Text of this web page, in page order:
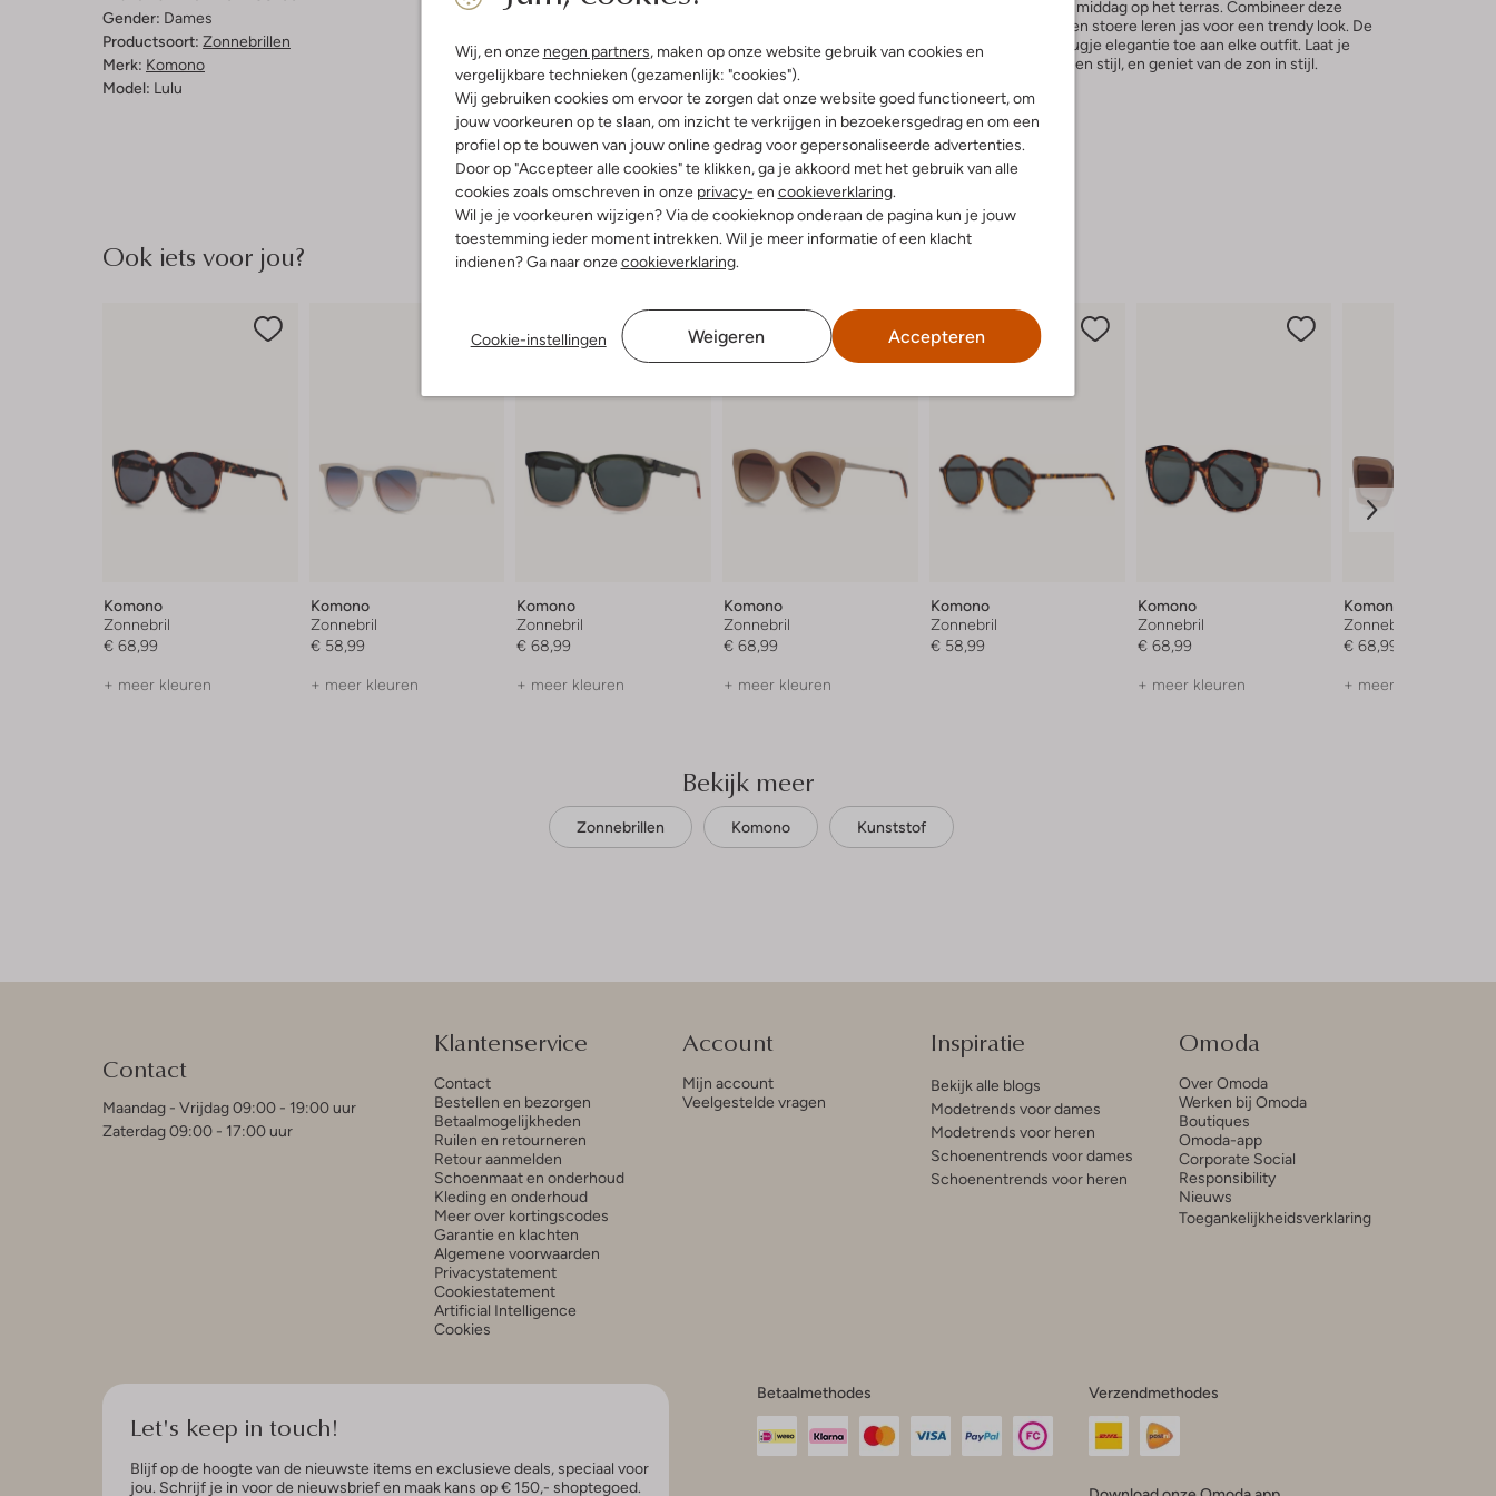
Wij, en onze negen partners, maken op onze website gebruik van cookies en
vergelijkbare technieken (gezamenlijk: "cookies").
Wij gebruiken cookies om ervoor te zorgen dat onze website goed functioneert, om
jouw voorkeuren op te slaan, om inzicht te verkrijgen in bezoekersgedrag en om een
profiel op te bouwen van jouw online gedrag voor gepersonaliseerde advertenties.
Door op "Accepteer alle cookies" te klikken, ga je akkoord met het gebruik van alle
cookies zoals omschreven in onze privacy- en cookieverklaring.
Wil je je voorkeuren wijzigen? Via de cookieknop onderaan de pagina kun je jouw
toestemming ieder moment intrekken. Wil je meer informatie of een klacht
indienen? Ga naar onzecookieverklaring.
Cookie-instellingen Weigeren Accepteren
Gender: Dames
Productsoort: Zonnebrillen
Merk: Komono
Model: Lulu
dagje shoppen in de stad of een ontspannen middag op het terras. Combineer deze
eyecatcher met een luchtige zomerjurk of een stoere leren jas voor een trendy look. De
LULU zonnebril van KOMONO voegt een vleugje elegantie toe aan elke outfit. Laat je
inspireren door de perfecte mix van comfort en stijl, en geniet van de zon in stijl.
Ook iets voor jou?
Komono
Zonnebril
€ 68,99
+ meer kleuren
Komono
Zonnebril
€ 58,99
+ meer kleuren
Komono
Zonnebril
€ 68,99
+ meer kleuren
Komono
Zonnebril
€ 68,99
+ meer kleuren
Komono
Zonnebril
€ 58,99
Komono
Zonnebril
€ 68,99
+ meer kleuren
Komono
Zonnebril
€ 68,99
+ meer kleuren
Bekijk meer
Zonnebrillen Komono Kunststof
Contact
Maandag - Vrijdag 09:00 - 19:00 uur
Zaterdag 09:00 - 17:00 uur
Klantenservice
Contact
Bestellen en bezorgen
Betaalmogelijkheden
Ruilen en retourneren
Retour aanmelden
Schoenmaat en onderhoud
Kleding en onderhoud
Meer over kortingscodes
Garantie en klachten
Algemene voorwaarden
Privacystatement
Cookiestatement
Artificial Intelligence
Cookies
Account
Mijn account
Veelgestelde vragen
Inspiratie
Bekijk alle blogs
Modetrends voor dames
Modetrends voor heren
Schoenentrends voor dames
Schoenentrends voor heren
Omoda
Over Omoda
Werken bij Omoda
Boutiques
Omoda-app
Corporate Social
Responsibility
Nieuws
Toegankelijkheidsverklaring
Let's keep in touch!
Blijf op de hoogte van de nieuwste items en exclusieve deals, speciaal voor
jou. Schrijf je in voor de nieuwsbrief en maak kans op € 150,- shoptegoed.
Betaalmethodes Verzendmethodes